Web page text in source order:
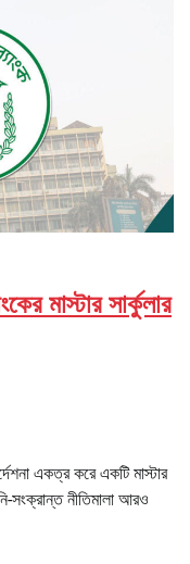
মাস্টার সার্কুলার
একত্র করে একটি মাস্টার
সংক্রান্ত নীতিমালা আরও